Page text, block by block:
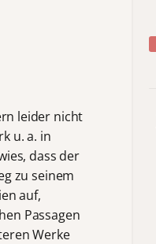
leider nicht
u. a. in
dass der
zu seinem
auf,
Passagen
Werke